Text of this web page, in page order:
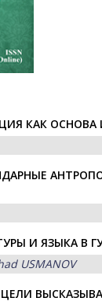
КАК
И ЯЗЫКА В
USMANOV